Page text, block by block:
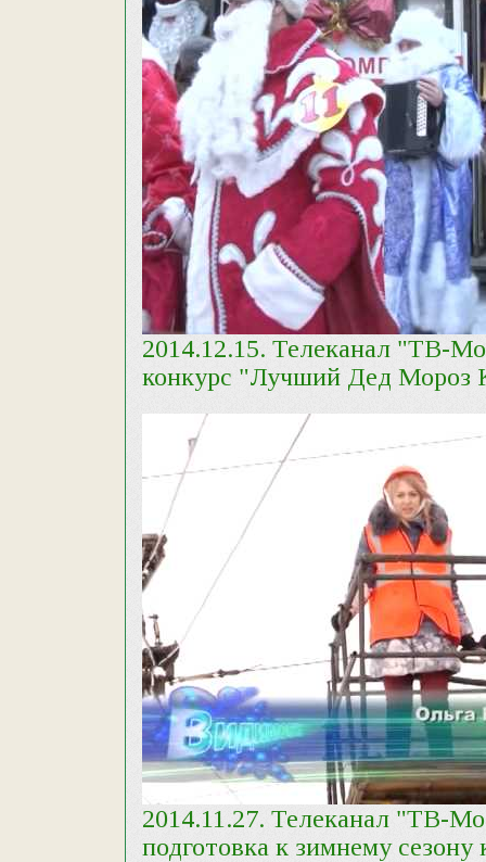
2014.12.15. Телеканал "ТВ-
конкурс "Лучший Дед Мороз
2014.11.27. Телеканал "ТВ-
подготовка к зимнему сезону